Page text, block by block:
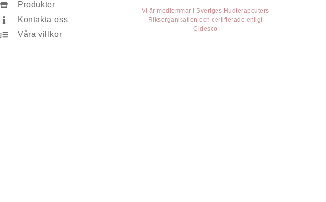
Produkter
Kontakta oss
Våra villkor
Vi är medlemmar i Sveriges Hudterapeuters
Riksorganisation och certifierade enligt
Cidesco